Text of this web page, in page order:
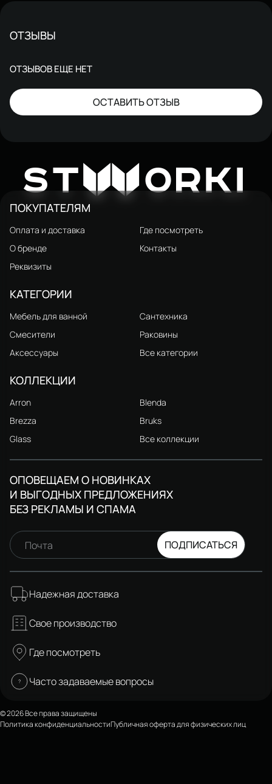
ОТЗЫВЫ
ОТЗЫВОВ ЕЩЕ НЕТ
ОСТАВИТЬ ОТЗЫВ
STW ORKI
ПОКУПАТЕЛЯМ
Оплата и доставка
Где посмотреть
О бренде
Контакты
Реквизиты
КАТЕГОРИИ
Мебель для ванной
Сантехника
Смесители
Раковины
Аксессуары
Все категории
КОЛЛЕКЦИИ
Arron
Blenda
Brezza
Bruks
Glass
Все коллекции
ОПОВЕЩАЕМ О НОВИНКАХ
И ВЫГОДНЫХ ПРЕДЛОЖЕНИЯХ
БЕЗ РЕКЛАМЫ И СПАМА
Почта ПОДПИСАТЬСЯ
Надежная доставка
Свое производство
Где посмотреть
Часто задаваемые вопросы
© 2026 Все права защищены
Политика конфиденциальностиПубличная оферта для физических лиц